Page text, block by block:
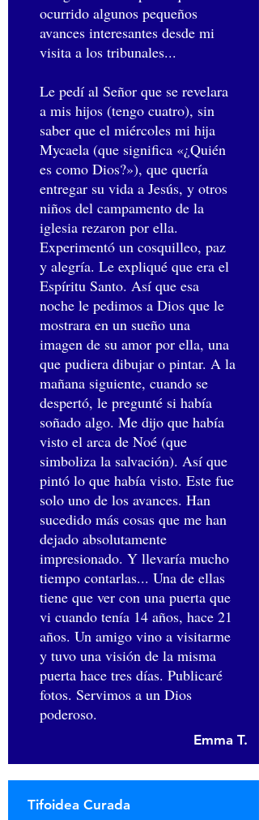
ocurrido algunos pequeños
avances interesantes desde mi
visita a los tribunales...
Le pedí al Señor que se revelara
a mis hijos (tengo cuatro), sin
saber que el miércoles mi hija
Mycaela (que significa «¿Quién
es como Dios?»), que quería
entregar su vida a Jesús, y otros
niños del campamento de la
iglesia rezaron por ella.
Experimentó un cosquilleo, paz
y alegría. Le expliqué que era el
Espíritu Santo. Así que esa
noche le pedimos a Dios que le
mostrara en un sueño una
imagen de su amor por ella, una
que pudiera dibujar o pintar. A la
mañana siguiente, cuando se
despertó, le pregunté si había
soñado algo. Me dijo que había
visto el arca de Noé (que
simboliza la salvación). Así que
pintó lo que había visto. Este fue
solo uno de los avances. Han
sucedido más cosas que me han
dejado absolutamente
impresionado. Y llevaría mucho
tiempo contarlas... Una de ellas
tiene que ver con una puerta que
vi cuando tenía 14 años, hace 21
años. Un amigo vino a visitarme
y tuvo una visión de la misma
puerta hace tres días. Publicaré
fotos. Servimos a un Dios
poderoso.
Emma T.
Tifoidea Curada